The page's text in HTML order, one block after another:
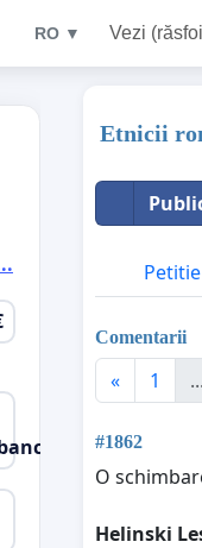
RO ▼ Vezi
Etnicii
Petitie
Comentarii
« 1 ...
#1862
O
Helinski